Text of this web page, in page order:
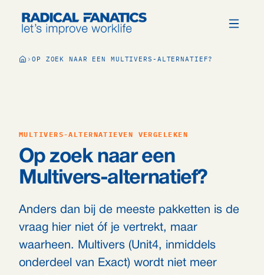
OP ZOEK NAAR EEN MULTIVERS-ALTERNATIEF?
MULTIVERS-ALTERNATIEVEN VERGELEKEN
Op zoek naar een
Multivers-alternatief?
Anders dan bij de meeste pakketten is de
vraag hier niet óf je vertrekt, maar
waarheen. Multivers (Unit4, inmiddels
onderdeel van Exact) wordt niet meer